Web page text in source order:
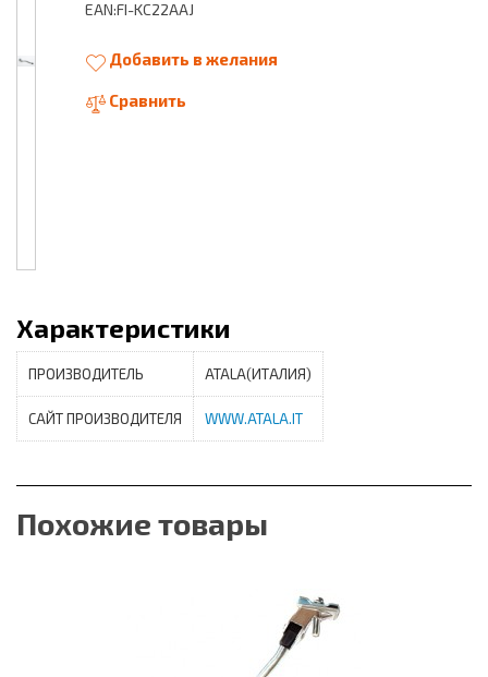
EAN:FI-KC22AAJ
Добавить в желания
Сравнить
Характеристики
ПРОИЗВОДИТЕЛЬ ATALA(ИТАЛИЯ)
САЙТ ПРОИЗВОДИТЕЛЯ WWW.ATALA.IT
Похожие товары